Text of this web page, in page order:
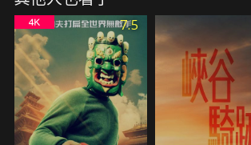
人如此深愛彼此時，這個世界又怎麼會大
開呢……
7.5